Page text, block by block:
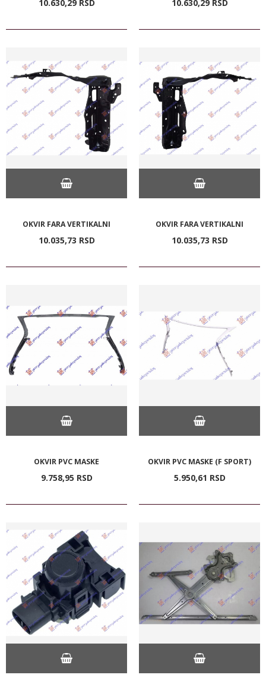
10.630,29 RSD 10.630,29 RSD
OKVIR FARA VERTIKALNI
10.035,73 RSD
OKVIR FARA VERTIKALNI
10.035,73 RSD
OKVIR PVC MASKE
9.758,95 RSD
OKVIR PVC MASKE (F SPORT)
5.950,61 RSD